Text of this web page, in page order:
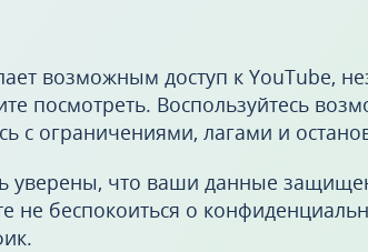
возможным доступ к YouTube,
посмотреть. Воспользуйтесь
с ограничениями, лагами и
уверены, что ваши данные
не беспокоиться о